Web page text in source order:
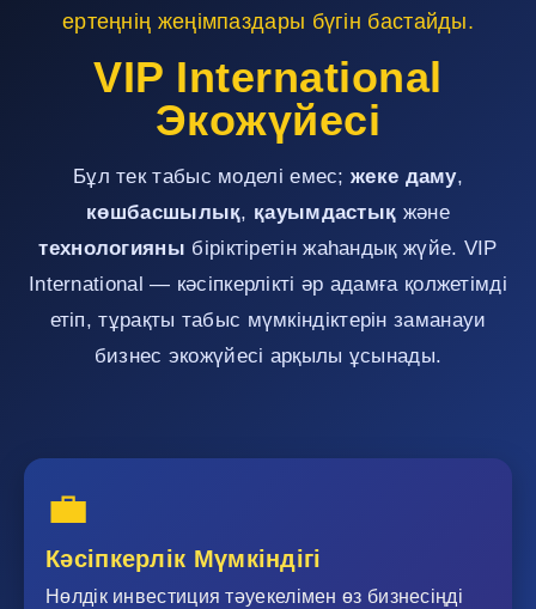
ертеңнің жеңімпаздары бүгін бастайды.
VIP International
Экожүйесі
Бұл тек табыс моделі емес;жеке даму,
көшбасшылық, қауымдастық және
технологияны біріктіретін жаһандық жүйе. VIP
International — кәсіпкерлікті әр адамға қолжетімді
етіп, тұрақты табыс мүмкіндіктерін заманауи
бизнес экожүйесі арқылы ұсынады.
💼
Кәсіпкерлік Мүмкіндігі
Нөлдік инвестиция тәуекелімен өз бизнесіңді